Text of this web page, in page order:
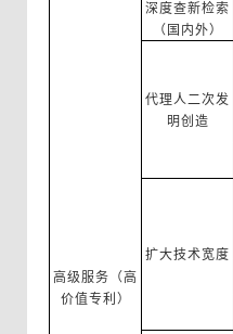
高级服务（高
价值专利）
深度查新检索
（国内外）
代理人二次发
明创造
扩大技术宽度